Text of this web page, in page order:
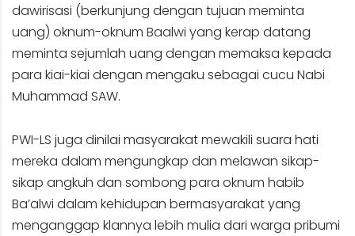
dawirisasi (berkunjung dengan tujuan meminta
uang) oknum-oknum Baalwi yang kerap datang
meminta sejumlah uang dengan memaksa kepada
para kiai-kiai dengan mengaku sebagai cucu Nabi
Muhammad SAW.
PWI-LS juga dinilai masyarakat mewakili suara hati
mereka dalam mengungkap dan melawan sikap-
sikap angkuh dan sombong para oknum habib
Ba’alwi dalam kehidupan bermasyarakat yang
menganggap klannya lebih mulia dari warga pribumi